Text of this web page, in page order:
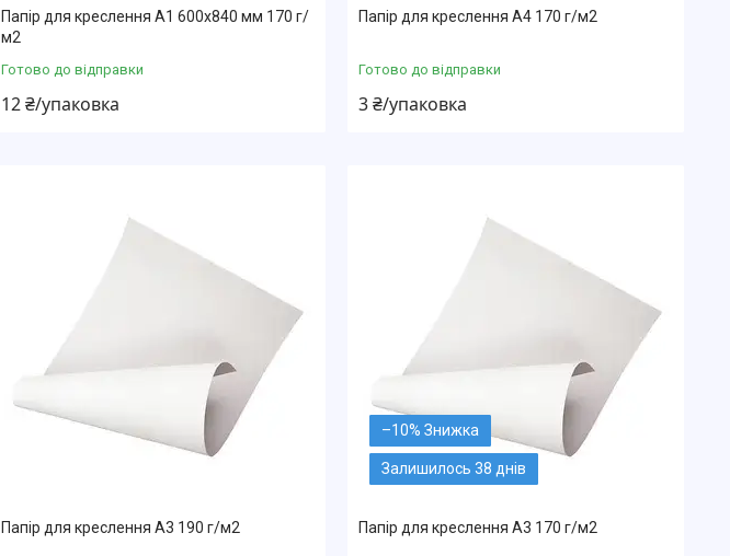
Папір для креслення А1 600х840 мм 170 г/
м2
Готово до відправки
12 ₴/упаковка
Папір для креслення А4 170 г/м2
Готово до відправки
3 ₴/упаковка
Папір для креслення А3 190 г/м2
–10%
Залишилось 38 днів
Папір для креслення А3 170 г/м2